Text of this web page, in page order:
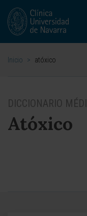
Inicio > atóxico
DICCIONARIO
Atóxico